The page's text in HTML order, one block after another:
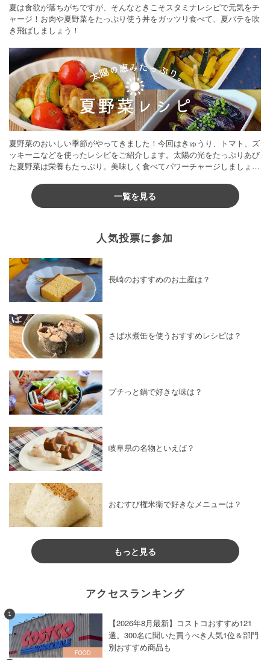
夏は食欲が落ちがちですが、そんなときこそスタミナレシピで元気をチ
ャージ！お肉や夏野菜をたっぷり使う丼をガッツリ食べて、夏バテを吹
き飛ばしましょう！
夏野菜のおいしい季節がやってきました！今回はきゅうり、トマト、ズ
ッキーニなどを使ったレシピをご紹介します。太陽の光をたっぷりあび
た夏野菜は栄養もたっぷり。美味しく食べてパワーチャージしましょう
一覧を見る
人気投票に参加
長崎のおすすめのお土産は？
さば水煮缶を使うおすすめレシピは？
プチっと鍋で好きな味は？
岐阜県の名物といえば？
おむすび権米衛で好きなメニューは？
もっと見る
アクセスランキング
1
【2026年8月最新】コストコおすすめ121
選。300名に聞いた買うべき人気1位＆部門
別おすすめ商品も